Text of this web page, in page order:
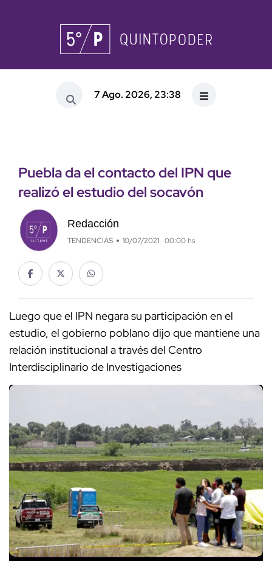
7 Ago. 2026, 23:38
Puebla da el contacto del IPN que
realizó el estudio del socavón
Redacción
TENDENCIAS 10/07/2021 · 00:00 hs
Luego que el IPN negara su participación en el
estudio, el gobierno poblano dijo que mantiene una
relación institucional a través del Centro
Interdisciplinario de Investigaciones